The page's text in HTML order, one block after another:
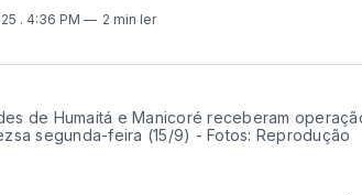
. 4:36 PM 2 min ler
de Humaitá e Manicoré receberam
segunda-feira (15/9) - Fotos: Reprodução